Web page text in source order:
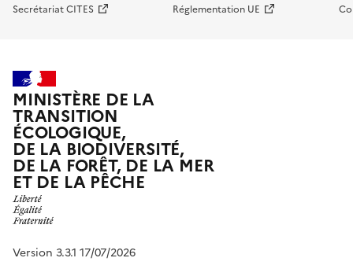
Secrétariat CITES Réglementation UE
MINISTÈRE DE LA
TRANSITION
ÉCOLOGIQUE,
DE LA BIODIVERSITÉ,
DE LA FORÊT, DE LA MER
ET DE LA PÊCHE
Version 3.3.1 17/07/2026